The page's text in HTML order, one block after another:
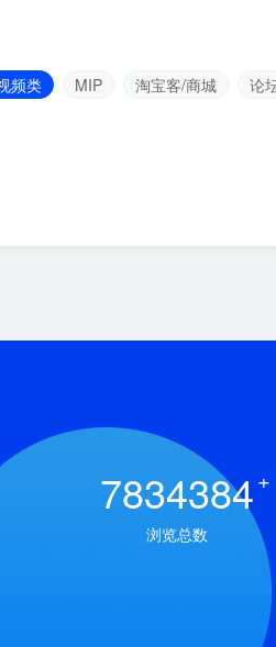
频类 MIP 淘宝客/商城 论
7834384+
浏览总数